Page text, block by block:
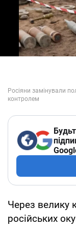
Через велику
російських